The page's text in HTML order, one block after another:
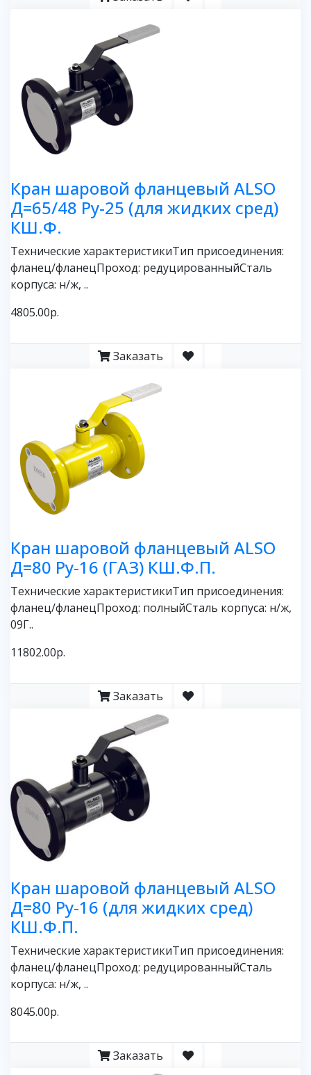
Кран шаровой фланцевый ALSO
Д=65/48 Ру-25 (для жидких сред)
КШ.Ф.
Технические характеристикиТип присоединения:
фланец/фланецПроход: редуцированныйСталь
корпуса: н/ж, ..
4805.00р.
Заказать
Кран шаровой фланцевый ALSO
Д=80 Ру-16 (ГАЗ) КШ.Ф.П.
Технические характеристикиТип присоединения:
фланец/фланецПроход: полныйСталь корпуса: н/ж,
09Г..
11802.00р.
Заказать
Кран шаровой фланцевый ALSO
Д=80 Ру-16 (для жидких сред)
КШ.Ф.П.
Технические характеристикиТип присоединения:
фланец/фланецПроход: редуцированныйСталь
корпуса: н/ж, ..
8045.00р.
Заказать